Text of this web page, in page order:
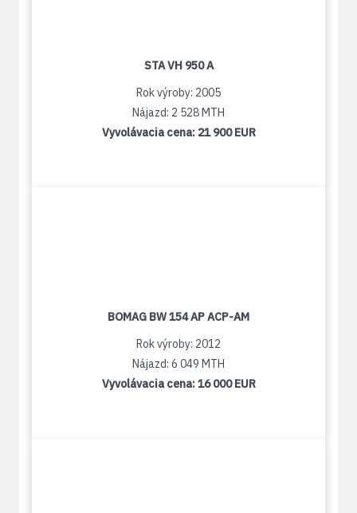
STA VH 950 A
Rok výroby: 2005
Nájazd: 2 528 MTH
Vyvolávacia cena: 21 900 EUR
BOMAG BW 154 AP ACP-AM
Rok výroby: 2012
Nájazd: 6 049 MTH
Vyvolávacia cena:16 000 EUR